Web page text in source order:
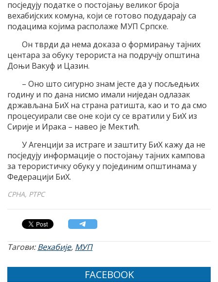
посједују податке о постојању великог броја
вехабијских комуна, који се готово подударају са
подацима којима располаже МУП Српске.
Он тврди да нема доказа о формирању тајних
центара за обуку терориста на подручју општина
Доњи Вакуф и Цазин.
– Оно што сигурно знам јесте да у посљедњих
годину и по дана нисмо имали ниједан одлазак
држављана БиХ на страна ратишта, као и то да смо
процесуирали све оне који су се вратили у БиХ из
Сирије и Ирака – навео је Мектић.
У Агенцији за истраге и заштиту БиХ кажу да не
посједују информације о постојању тајних кампова
за терористичку обуку у појединим општинама у
Федерацији БиХ.
СРНА, РТРС
Тагови:Вехабије, МУП
FACEBOOK